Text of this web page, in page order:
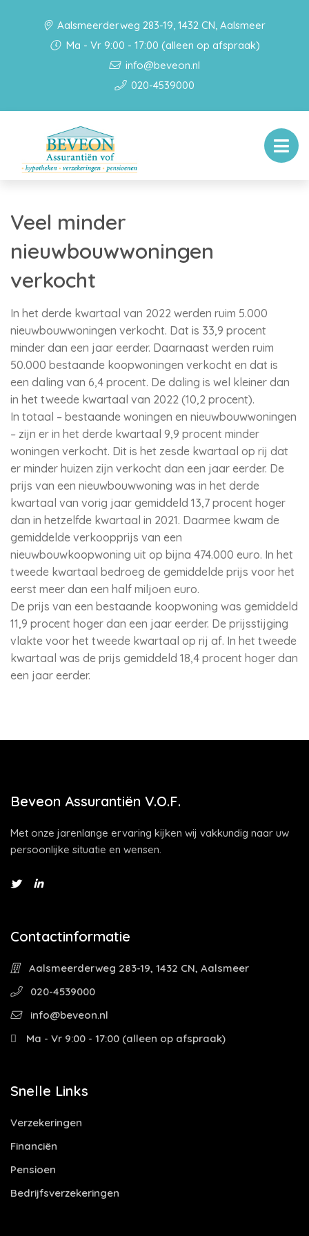
Aalsmeerderweg 283-19, 1432 CN, Aalsmeer
Ma - Vr 9:00 - 17:00 (alleen op afspraak)
info@beveon.nl
020-4539000
Veel minder
nieuwbouwwoningen
verkocht
In het derde kwartaal van 2022 werden ruim 5.000
nieuwbouwwoningen verkocht. Dat is 33,9 procent
minder dan een jaar eerder. Daarnaast werden ruim
50.000 bestaande koopwoningen verkocht en dat is
een daling van 6,4 procent. De daling is wel kleiner dan
in het tweede kwartaal van 2022 (10,2 procent).
In totaal – bestaande woningen en nieuwbouwwoningen
– zijn er in het derde kwartaal 9,9 procent minder
woningen verkocht. Dit is het zesde kwartaal op rij dat
er minder huizen zijn verkocht dan een jaar eerder. De
prijs van een nieuwbouwwoning was in het derde
kwartaal van vorig jaar gemiddeld 13,7 procent hoger
dan in hetzelfde kwartaal in 2021. Daarmee kwam de
gemiddelde verkoopprijs van een
nieuwbouwkoopwoning uit op bijna 474.000 euro. In het
tweede kwartaal bedroeg de gemiddelde prijs voor het
eerst meer dan een half miljoen euro.
De prijs van een bestaande koopwoning was gemiddeld
11,9 procent hoger dan een jaar eerder. De prijsstijging
vlakte voor het tweede kwartaal op rij af. In het tweede
kwartaal was de prijs gemiddeld 18,4 procent hoger dan
een jaar eerder.
Beveon Assurantiën V.O.F.
Met onze jarenlange ervaring kijken wij vakkundig naar uw
persoonlijke situatie en wensen.
Contactinformatie
Aalsmeerderweg 283-19, 1432 CN, Aalsmeer
020-4539000
info@beveon.nl
Ma - Vr 9:00 - 17:00 (alleen op afspraak)
Snelle Links
Verzekeringen
Financiën
Pensioen
Bedrijfsverzekeringen